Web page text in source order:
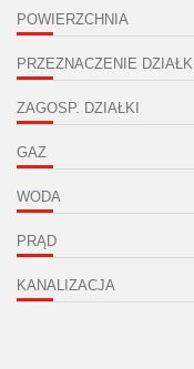
POWIERZCHNIA
PRZEZNACZENIE DZIAŁKI
ZAGOSP. DZIAŁKI
GAZ
WODA
PRĄD
KANALIZACJA